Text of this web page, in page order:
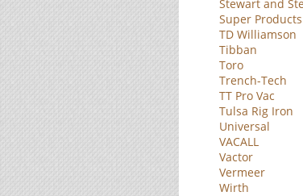
Stewart and
Super Products
TD Williamson
Tibban
Toro
Trench-Tech
TT Pro Vac
Tulsa Rig Iron
Universal
VACALL
Vactor
Vermeer
Wirth